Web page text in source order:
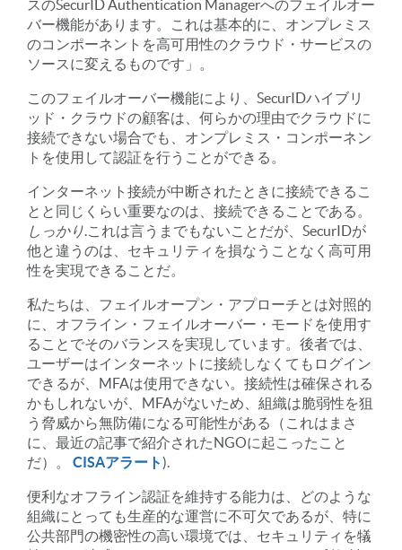
スのSecurID Authentication Managerへのフェイルオー
バー機能があります。これは基本的に、オンプレミス
のコンポーネントを高可用性のクラウド・サービスの
ソースに変えるものです」。
このフェイルオーバー機能により、SecurIDハイブリ
ッド・クラウドの顧客は、何らかの理由でクラウドに
接続できない場合でも、オンプレミス・コンポーネン
トを使用して認証を行うことができる。
インターネット接続が中断されたときに接続できるこ
とと同じくらい重要なのは、接続できることである。
しっかり .これは言うまでもないことだが、SecurIDが
他と違うのは、セキュリティを損なうことなく高可用
性を実現できることだ。
私たちは、フェイルオープン・アプローチとは対照的
に、オフライン・フェイルオーバー・モードを使用す
ることでそのバランスを実現しています。後者では、
ユーザーはインターネットに接続しなくてもログイン
できるが、MFAは使用できない。接続性は確保される
かもしれないが、MFAがないため、組織は脆弱性を狙
う脅威から無防備になる可能性がある（これはまさ
に、最近の記事で紹介されたNGOに起こったこと
だ）。 CISAアラート).
便利なオフライン認証を維持する能力は、どのような
組織にとっても生産的な運営に不可欠であるが、特に
公共部門の機密性の高い環境では、セキュリティを犠